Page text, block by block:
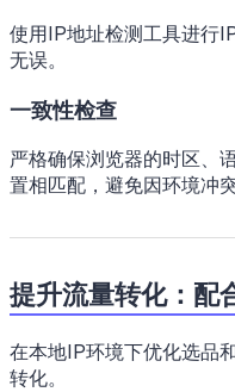
使用IP地址检测工具进行
无误。
一致性检查
严格确保浏览器的时区、
置相匹配，避免因环境冲
提升流量转化：配
在本地IP环境下优化选品
转化。